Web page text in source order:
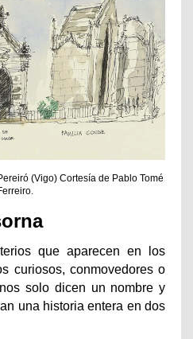
(Vigo) Cortesía de Pablo Tomé
que aparecen en los
curiosos, conmovedores o
solo dicen un nombre y
una historia entera en dos